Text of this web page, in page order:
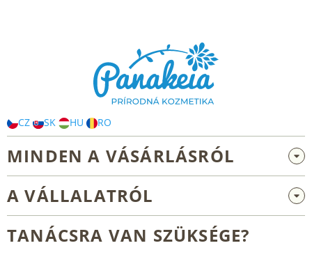
CZ SK HU RO
MINDEN A VÁSÁRLÁSRÓL
Nagykereskedelem és együttműködés
Általános üzleti feltételek
A VÁLLALATRÓL
TANÁCSRA VAN SZÜKSÉGE?